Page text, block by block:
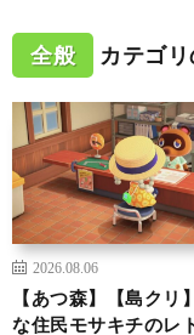
全般 カテゴ
2026.08.06
【あつ森】【島クリ
な住民モサキチのレ